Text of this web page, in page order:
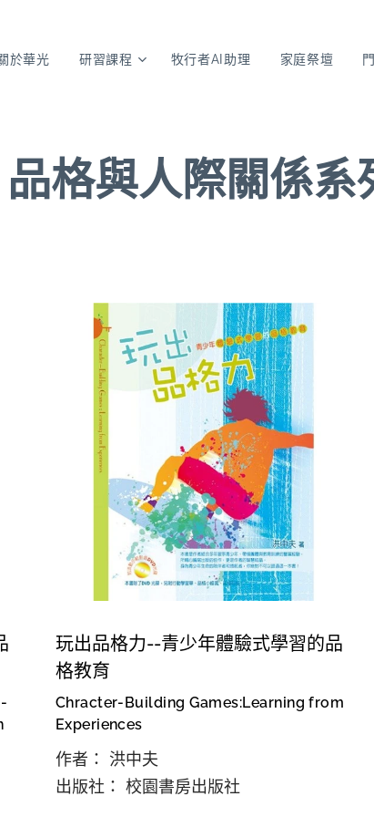
於華光 研習課程 牧行者AI助理 家庭祭壇
品格與人際關係系
玩出品格力--青少年體驗式學習的品
格教育
Chracter-Building Games:Learning from
Experiences
作者： 洪中夫
出版社： 校園書房出版社